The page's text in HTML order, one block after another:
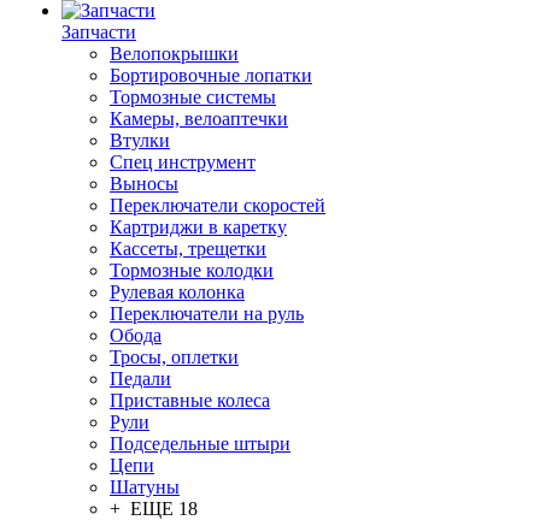
Запчасти
Велопокрышки
Бортировочные лопатки
Тормозные системы
Камеры, велоаптечки
Втулки
Спец инструмент
Выносы
Переключатели скоростей
Картриджи в каретку
Кассеты, трещетки
Тормозные колодки
Рулевая колонка
Переключатели на руль
Обода
Тросы, оплетки
Педали
Приставные колеса
Рули
Подседельные штыри
Цепи
Шатуны
+ ЕЩЕ 18